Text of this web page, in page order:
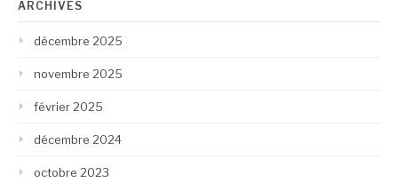
ARCHIVES
décembre 2025
novembre 2025
février 2025
décembre 2024
octobre 2023